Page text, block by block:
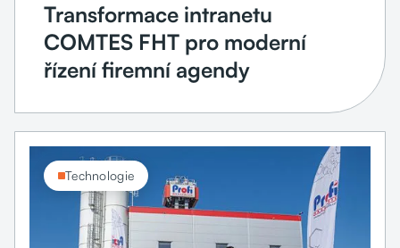
Transformace intranetu
COMTES FHT pro moderní
řízení firemní agendy
Technologie